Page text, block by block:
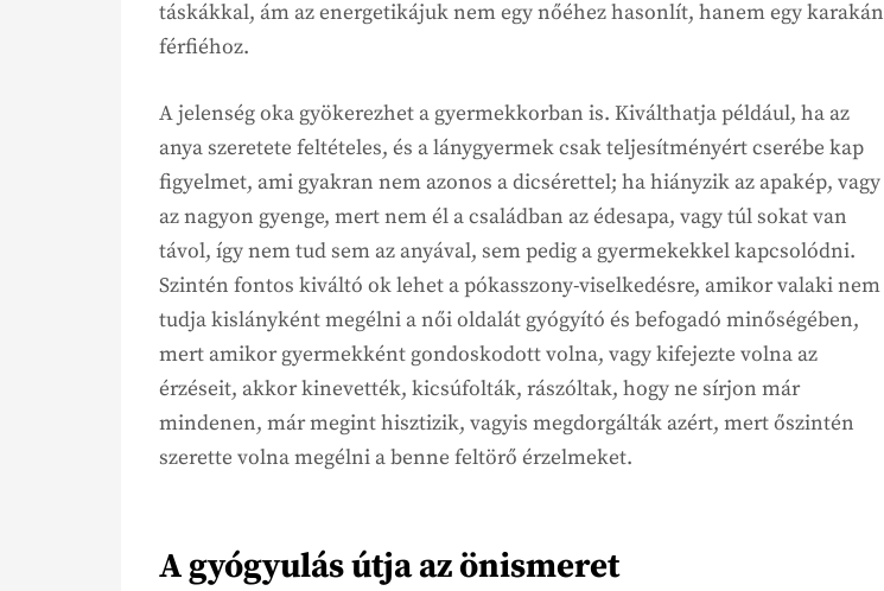
táskákkal, ám az energetikájuk nem egy nőéhez hasonlít, hanem egy karakán
férfiéhoz.
A jelenség oka gyökerezhet a gyermekkorban is. Kiválthatja például, ha az
anya szeretete feltételes, és a lánygyermek csak teljesítményért cserébe kap
figyelmet, ami gyakran nem azonos a dicsérettel; ha hiányzik az apakép, vagy
az nagyon gyenge, mert nem él a családban az édesapa, vagy túl sokat van
távol, így nem tud sem az anyával, sem pedig a gyermekekkel kapcsolódni.
Szintén fontos kiváltó ok lehet a pókasszony-viselkedésre, amikor valaki nem
tudja kislányként megélni a női oldalát gyógyító és befogadó minőségében,
mert amikor gyermekként gondoskodott volna, vagy kifejezte volna az
érzéseit, akkor kinevették, kicsúfolták, rászóltak, hogy ne sírjon már
mindenen, már megint hisztizik, vagyis megdorgálták azért, mert őszintén
szerette volna megélni a benne feltörő érzelmeket.
A gyógyulás útja az önismeret